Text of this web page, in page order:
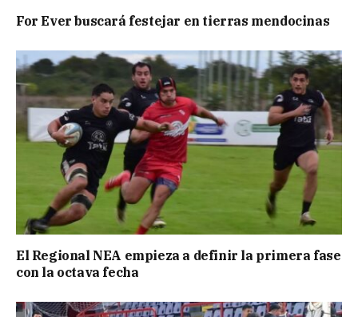
For Ever buscará festejar en tierras mendocinas
El Regional NEA empieza a definir la primera fase
con la octava fecha